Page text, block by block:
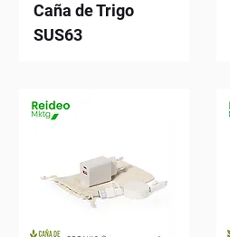
Caña de Trigo
SUS63